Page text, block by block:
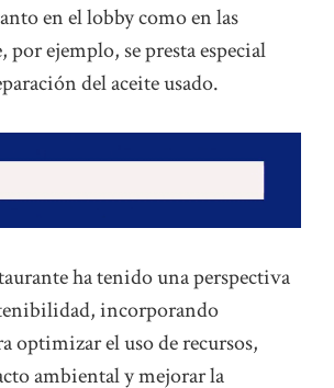
en el lobby como en las
por ejemplo, se presta especial
del aceite usado.
ha tenido una perspectiva
incorporando
optimizar el uso de recursos,
ambiental y mejorar la